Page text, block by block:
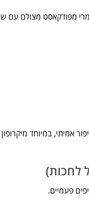
מפודקאסט מצולם עם
במיוחד מיקרופון
לחכות)
פעמיים.